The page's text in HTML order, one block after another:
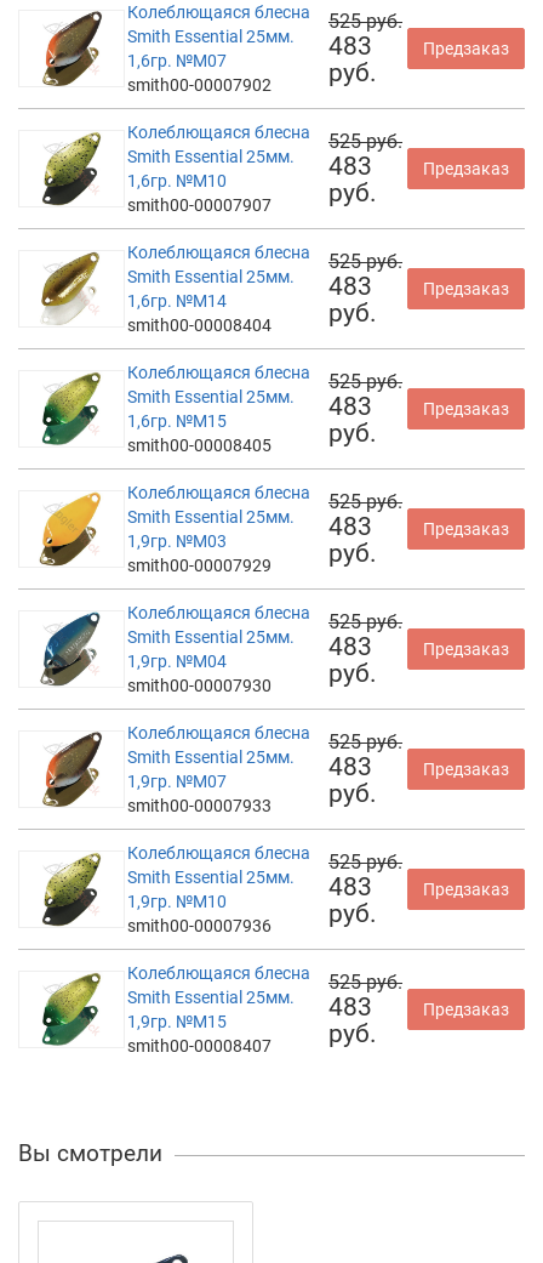
Колеблющаяся блесна
Smith Essential 25мм.
1,6гр. №M07
smith00-00007902
525 руб.
483
руб.
Предзаказ
Колеблющаяся блесна
Smith Essential 25мм.
1,6гр. №M10
smith00-00007907
525 руб.
483
руб.
Предзаказ
Колеблющаяся блесна
Smith Essential 25мм.
1,6гр. №M14
smith00-00008404
525 руб.
483
руб.
Предзаказ
Колеблющаяся блесна
Smith Essential 25мм.
1,6гр. №M15
smith00-00008405
525 руб.
483
руб.
Предзаказ
Колеблющаяся блесна
Smith Essential 25мм.
1,9гр. №M03
smith00-00007929
525 руб.
483
руб.
Предзаказ
Колеблющаяся блесна
Smith Essential 25мм.
1,9гр. №M04
smith00-00007930
525 руб.
483
руб.
Предзаказ
Колеблющаяся блесна
Smith Essential 25мм.
1,9гр. №M07
smith00-00007933
525 руб.
483
руб.
Предзаказ
Колеблющаяся блесна
Smith Essential 25мм.
1,9гр. №M10
smith00-00007936
525 руб.
483
руб.
Предзаказ
Колеблющаяся блесна
Smith Essential 25мм.
1,9гр. №M15
smith00-00008407
525 руб.
483
руб.
Предзаказ
Вы смотрели